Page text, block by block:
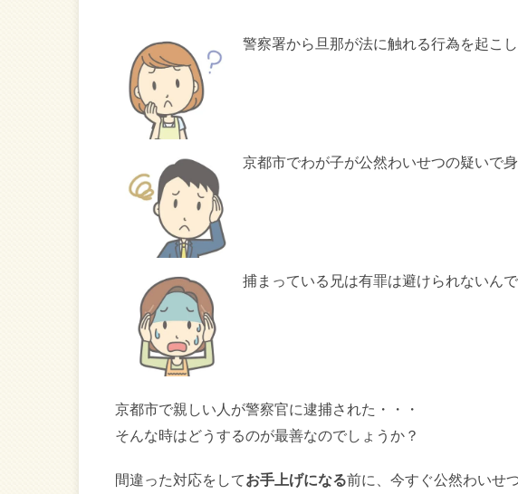
警察署から旦那が法に触れる行為を起こ
京都市でわが子が公然わいせつの疑いで
捕まっている兄は有罪は避けられないん
京都市で親しい人が警察官に逮捕された・・・
そんな時はどうするのが最善なのでしょうか？
間違った対応をしてお手上げになる前に、今すぐ公然わいせ